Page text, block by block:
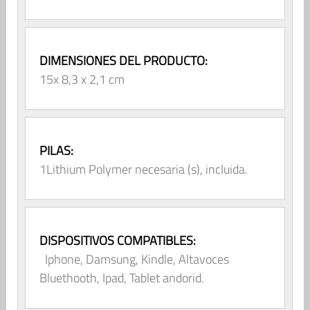
DIMENSIONES DEL PRODUCTO:
15x 8,3 x 2,1 cm
PILAS:
1Lithium Polymer necesaria (s), incluida.
DISPOSITIVOS COMPATIBLES:
Iphone, Damsung, Kindle, Altavoces
Bluethooth, Ipad, Tablet andorid.